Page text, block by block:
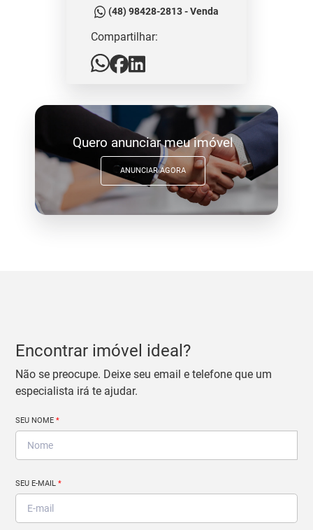
(48) 98428-2813 - Venda
Compartilhar:
Quero anunciar meu imóvel
ANUNCIAR AGORA
Encontrar imóvel ideal?
Não se preocupe. Deixe seu email e telefone que um
especialista irá te ajudar.
SEU NOME*
SEU E-MAIL*